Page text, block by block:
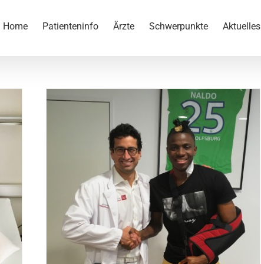
Home Patienteninfo Ärzte Schwerpunkte Aktuelles
VfL